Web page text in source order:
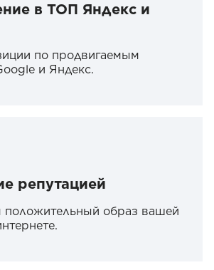
в ТОП Яндекс и
по продвигаемым
и Яндекс.
репутацией
образ вашей